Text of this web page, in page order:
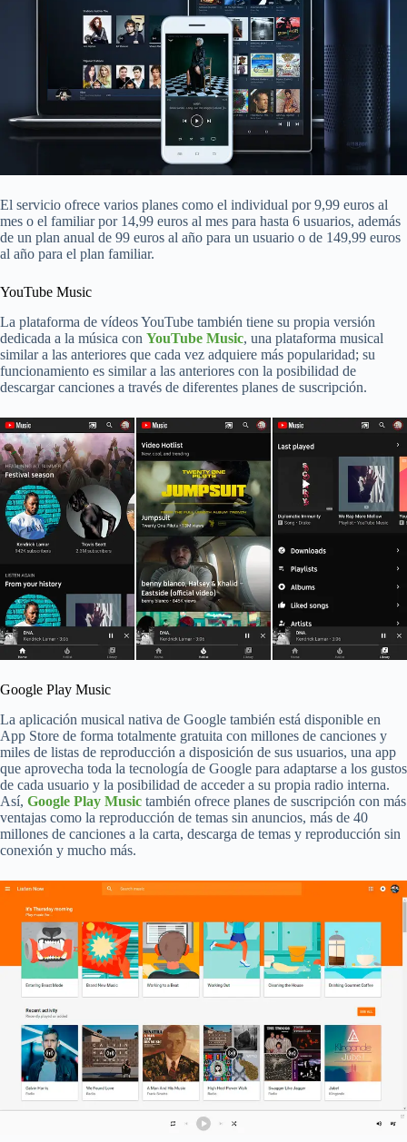
El servicio ofrece varios planes como el individual por 9,99 euros al
mes o el familiar por 14,99 euros al mes para hasta 6 usuarios, además
de un plan anual de 99 euros al año para un usuario o de 149,99 euros
al año para el plan familiar.
YouTube Music
La plataforma de vídeos YouTube también tiene su propia versión
dedicada a la música con YouTube Music, una plataforma musical
similar a las anteriores que cada vez adquiere más popularidad; su
funcionamiento es similar a las anteriores con la posibilidad de
descargar canciones a través de diferentes planes de suscripción.
Google Play Music
La aplicación musical nativa de Google también está disponible en
App Store de forma totalmente gratuita con millones de canciones y
miles de listas de reproducción a disposición de sus usuarios, una app
que aprovecha toda la tecnología de Google para adaptarse a los gustos
de cada usuario y la posibilidad de acceder a su propia radio interna.
Así, Google Play Music también ofrece planes de suscripción con más
ventajas como la reproducción de temas sin anuncios, más de 40
millones de canciones a la carta, descarga de temas y reproducción sin
conexión y mucho más.